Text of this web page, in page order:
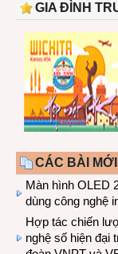
GIA ĐÌNH
CÁC BÀI MỚI
Màn hình OLED
dùng công nghệ
Hợp tác chiến
nghệ số hiện đại